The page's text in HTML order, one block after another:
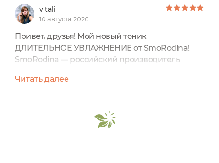
vitali
10 августа 2020
Привет, друзья! Мой новый тоник
ДЛИТЕЛЬНОЕ УВЛАЖНЕНИЕ от SmoRodina!
SmoRodina — российский производитель
качества! SmoRodina - это натуральная
конечно, интересно и что-то новенькое для
кожи, но наилучшим образом для каждого из
Читать далее